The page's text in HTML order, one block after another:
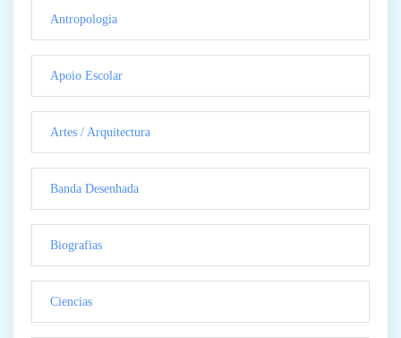
Antropologia
Apoio Escolar
Artes / Arquitectura
Banda Desenhada
Biografias
Ciencias